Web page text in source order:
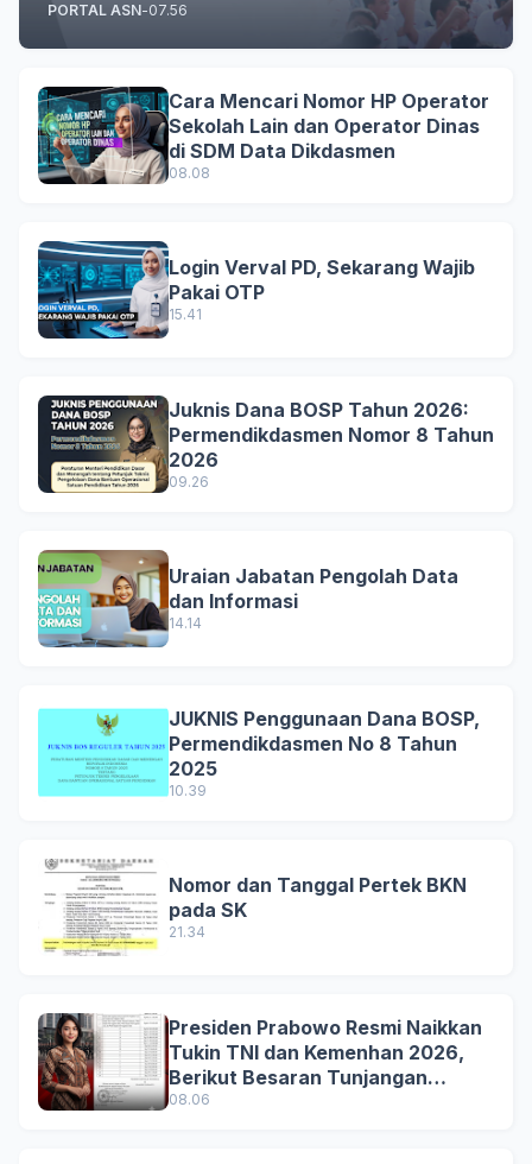
PORTAL ASN-07.56
Cara Mencari Nomor HP Operator
Sekolah Lain dan Operator Dinas
di SDM Data Dikdasmen
08.08
Login Verval PD, Sekarang Wajib
Pakai OTP
15.41
Juknis Dana BOSP Tahun 2026:
Permendikdasmen Nomor 8 Tahun
2026
09.26
Uraian Jabatan Pengolah Data
dan Informasi
14.14
JUKNIS Penggunaan Dana BOSP,
Permendikdasmen No 8 Tahun
2025
10.39
Nomor dan Tanggal Pertek BKN
pada SK
21.34
Presiden Prabowo Resmi Naikkan
Tukin TNI dan Kemenhan 2026,
Berikut Besaran Tunjangan
Terbaru
08.06